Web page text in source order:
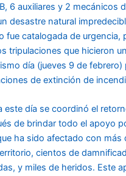
6 auxiliares y 2 mecánicos
desastre natural
fue catalogada de urgencia,
tripulaciones que hicieron
día (jueves 9 de febrero)
de extinción de
este día se coordinó el
de brindar todo el apoyo
ha sido afectado con más
cientos de
y miles de heridos. Este